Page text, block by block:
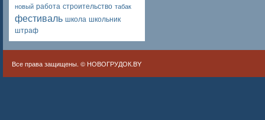
новый работа строительство табак
фестиваль школа школьник
штраф
Все права защищены. © НОВОГРУДОК.BY